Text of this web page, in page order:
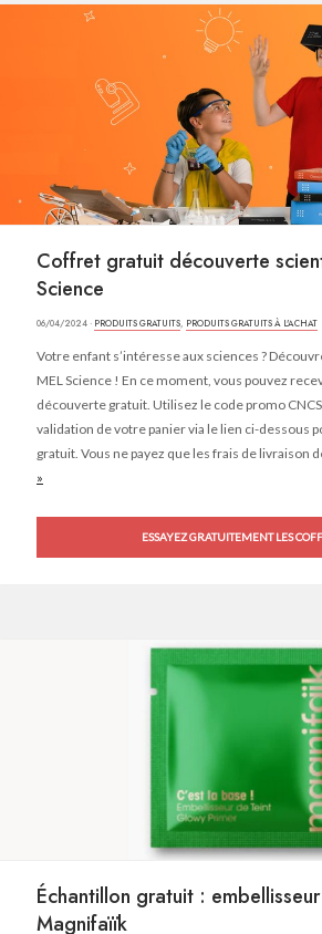
Coffret gratuit découverte
Science
06/04/2024 · PRODUITS GRATUITS, PRODUITS GRATUITS À L'ACHAT
Votre enfant s’intéresse aux sciences ?
MEL Science ! En ce moment, vous pouvez
découverte gratuit. Utilisez le code promo
validation de votre panier via le lien ci-dessous
gratuit. Vous ne payez que les frais de livraison
»
ESSAYEZ GRATUITEMENT LES
Échantillon gratuit :
Magnifaïïk